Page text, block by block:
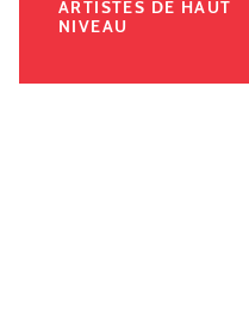
ARTISTES DE HAUT
NIVEAU